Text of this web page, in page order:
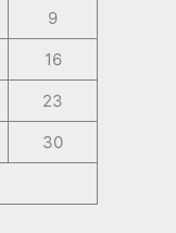
9
16
23
30